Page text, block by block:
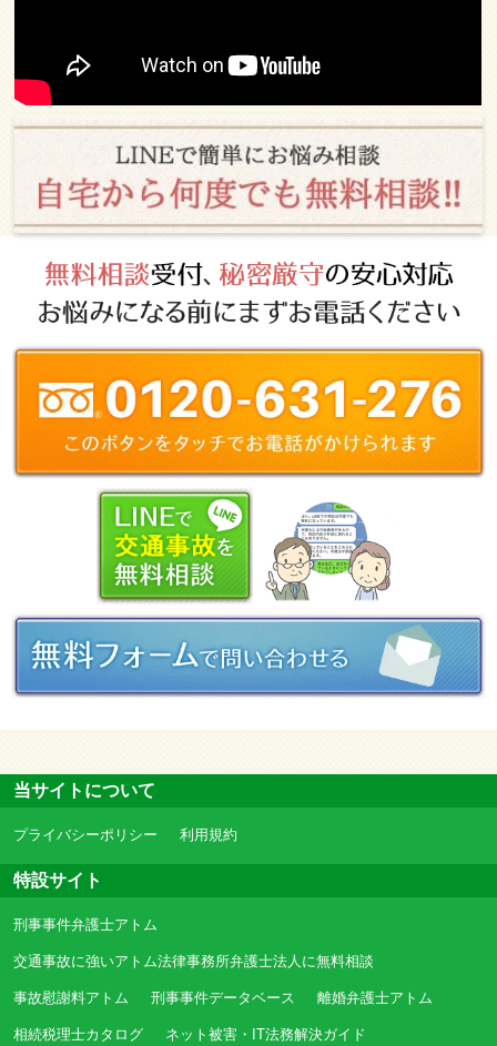
当サイトについて
プライバシーポリシー 利用規約
特設サイト
刑事事件弁護士アトム
交通事故に強いアトム法律事務所弁護士法人に無料相談
事故慰謝料アトム 刑事事件データベース 離婚弁護士アトム
相続税理士カタログ ネット被害・IT法務解決ガイド